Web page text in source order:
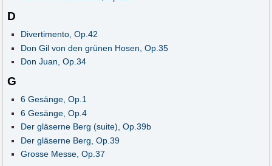
D
Divertimento, Op.42
Don Gil von den grünen Hosen, Op.35
Don Juan, Op.34
G
6 Gesänge, Op.1
6 Gesänge, Op.4
Der gläserne Berg (suite), Op.39b
Der gläserne Berg, Op.39
Grosse Messe, Op.37